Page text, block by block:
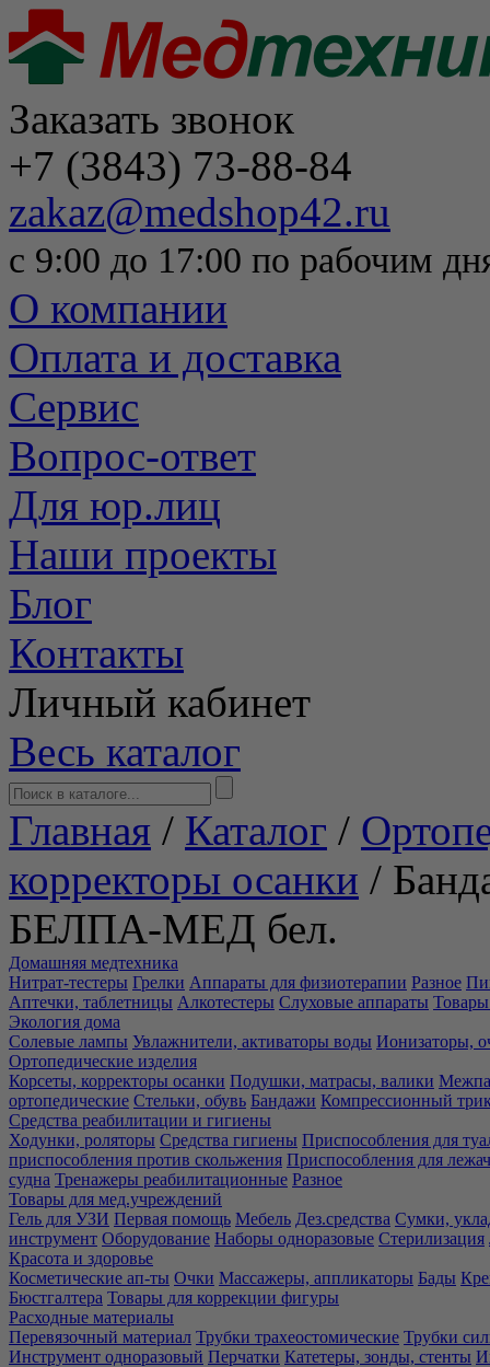
Заказать звонок
+7 (3843) 73-88-84
zakaz@medshop42.ru
с 9:00 до 17:00 по рабочим
О компании
Оплата и доставка
Сервис
Вопрос-ответ
Для юр.лиц
Наши проекты
Блог
Контакты
Личный кабинет
Весь каталог
Главная / Каталог /
корректоры осанки /
БЕЛПА-МЕД бел.
Домашняя медтехника
Нитрат-тестеры Грелки Аппараты для физиотерапии Разное
Аптечки, таблетницы Алкотестеры Слуховые аппараты Товары
Экология дома
Солевые лампы Увлажнители, активаторы воды Ионизаторы,
Ортопедические изделия
Корсеты, корректоры осанки Подушки, матрасы, валики
ортопедические Стельки, обувь Бандажи Компрессионный
Средства реабилитации и гигиены
Ходунки, роляторы Средства гигиены Приспособления для
приспособления против скольжения Приспособления для
судна Тренажеры реабилитационные Разное
Товары для мед.учреждений
Гель для УЗИ Первая помощь Мебель Дез.средства Сумки,
инструмент Оборудование Наборы одноразовые Стерилизация
Красота и здоровье
Косметические ап-ты Очки Массажеры, аппликаторы Бады
Бюстгалтера Товары для коррекции фигуры
Расходные материалы
Перевязочный материал Трубки трахеостомические Трубки
Инструмент одноразовый Перчатки Катетеры, зонды, стенты